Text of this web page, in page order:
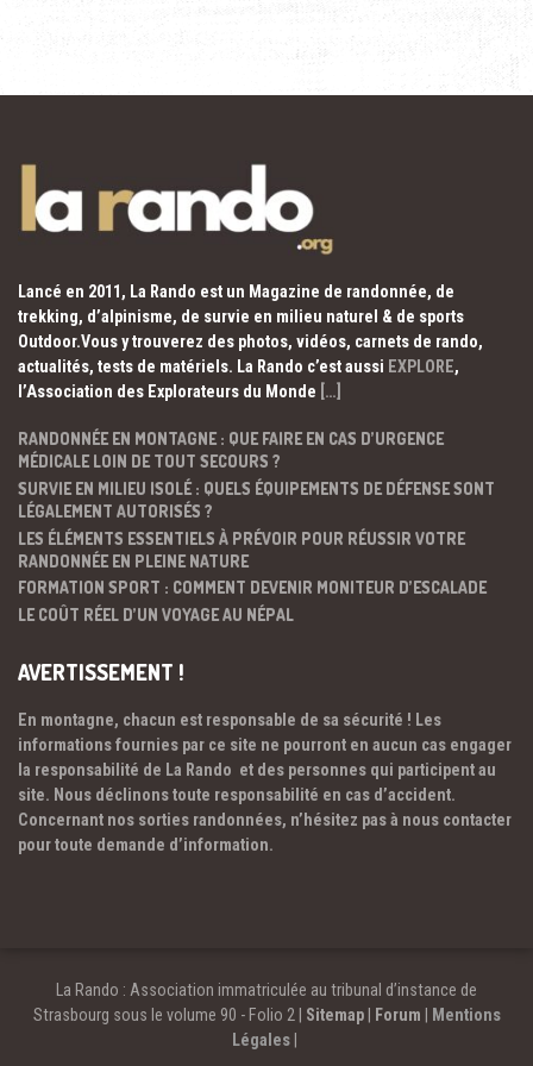
Lancé en 2011, La Rando est un Magazine de randonnée, de
trekking, d’alpinisme, de survie en milieu naturel & de sports
Outdoor.Vous y trouverez des photos, vidéos, carnets de rando,
actualités, tests de matériels. La Rando c’est aussi EXPLORE,
l’Association des Explorateurs du Monde […]
RANDONNÉE EN MONTAGNE : QUE FAIRE EN CAS D’URGENCE
MÉDICALE LOIN DE TOUT SECOURS ?
SURVIE EN MILIEU ISOLÉ : QUELS ÉQUIPEMENTS DE DÉFENSE SONT
LÉGALEMENT AUTORISÉS ?
LES ÉLÉMENTS ESSENTIELS À PRÉVOIR POUR RÉUSSIR VOTRE
RANDONNÉE EN PLEINE NATURE
FORMATION SPORT : COMMENT DEVENIR MONITEUR D’ESCALADE
LE COÛT RÉEL D’UN VOYAGE AU NÉPAL
AVERTISSEMENT !
En montagne, chacun est responsable de sa sécurité ! Les
informations fournies par ce site ne pourront en aucun cas engager
la responsabilité de La Rando et des personnes qui participent au
site. Nous déclinons toute responsabilité en cas d’accident.
Concernant nos sorties randonnées, n’hésitez pas à nous contacter
pour toute demande d’information.
La Rando : Association immatriculée au tribunal d’instance de
Strasbourg sous le volume 90 - Folio 2 | Sitemap| Forum | Mentions
Légales |